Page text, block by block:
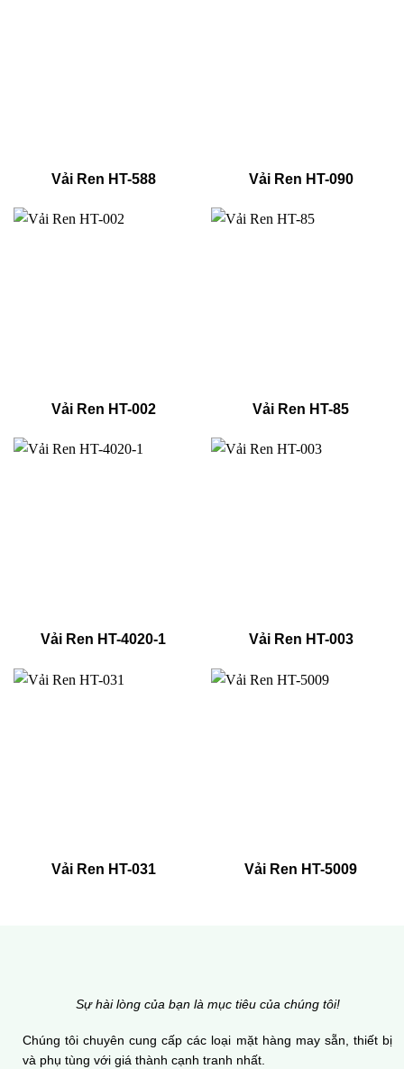
Vải Ren HT-588 Vải Ren HT-090
Vải Ren HT-002 Vải Ren HT-85
Vải Ren HT-4020-1 Vải Ren HT-003
Vải Ren HT-031 Vải Ren HT-5009
Sự hài lòng của bạn là mục tiêu của chúng tôi!
Chúng tôi chuyên cung cấp các loại mặt hàng may sẵn, thiết bị
và phụ tùng với giá thành cạnh tranh nhất.